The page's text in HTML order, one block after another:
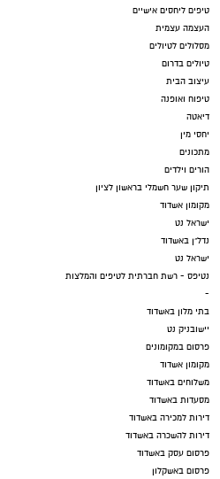
טיפים ליחסים אישיים
העצמה עצמית
מסלולים לטיולים
טיולים בדרום
עיצוב הבית
טיפוח ואופנה
דיאטה
יחסי מין
מתכונים
הורים וילדים
תיקון שער חשמלי בראשון לציון
מקומון אשדוד
ישראל נט
נדל"ן באשדוד
ישראל נט
נטיפס - רשת חברתית לטיפים והמלצות
-
בתי מלון באשדוד
יישובניק נט
פרסום במקומונים
מקומון אשדוד
משלוחים באשדוד
מסעדות באשדוד
דירות למכירה באשדוד
דירות להשכרה באשדוד
פרסום עסק באשדוד
פרסום באשקלון